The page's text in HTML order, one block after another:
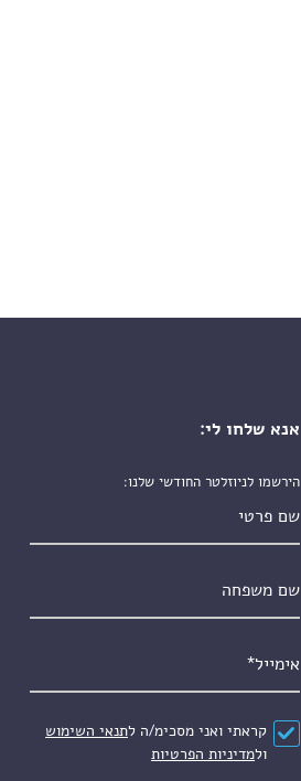
אנא שלחו לי:
הירשמו לניוזלטר החודשי שלנו:
הסכם*
קראתי ואני מסכימ/ה לתנאי השימוש
ולמדיניות הפרטיות